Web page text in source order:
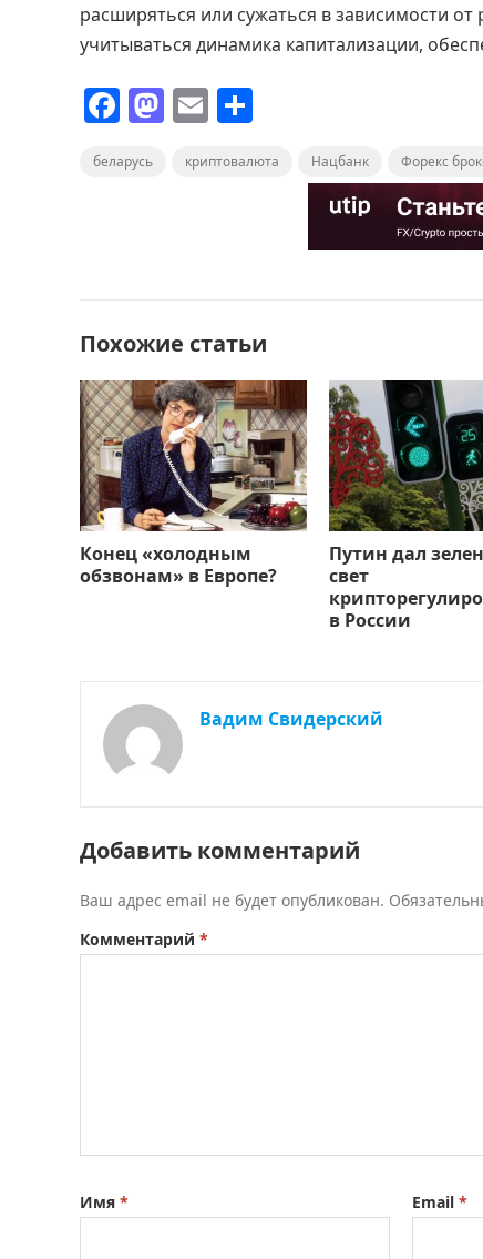
расширяться или сужаться в зависимости
учитываться динамика капитализации,
F
a
c
k
M
a
st
E
m
ai п
т
ь
беларусь криптовалюта Нацбанк Форекс
Похожие статьи
Конец «холодным
обзвонам» в Европе?
Путин дал
свет
в России
Вадим Свидерский
Добавить комментарий
Ваш адрес email не будет опубликован.
Комментарий *
Имя * Email *